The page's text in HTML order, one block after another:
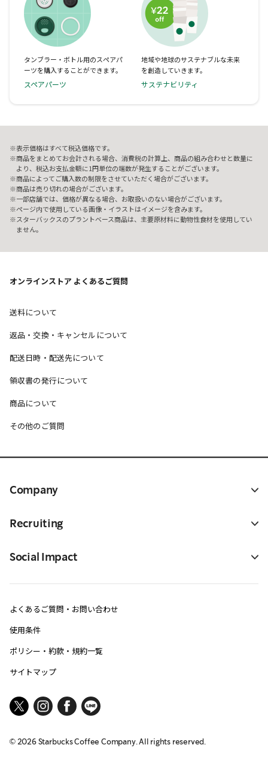
タンブラー・ボトル用のスペアパ
ーツを購入することができます。
スペアパーツ
地域や地球のサステナブルな未来
を創造していきます。
サステナビリティ
表示価格はすべて税込価格です。
商品をまとめてお会計される場合、消費税の計算上、商品の組み合わせと数量に
より、税込お支払金額に1円単位の端数が発生することがございます。
商品によってご購入数の制限をさせていただく場合がございます。
商品は売り切れの場合がございます。
一部店舗では、価格が異なる場合、お取扱いのない場合がございます。
ページ内で使用している画像・イラストはイメージを含みます。
スターバックスのプラントベース商品は、主要原材料に動物性食材を使用してい
ません。
オンラインストア よくあるご質問
送料について
返品・交換・キャンセルについて
配送日時・配送先について
領収書の発行について
商品について
その他のご質問
Company
Recruiting
Social Impact
よくあるご質問・お問い合わせ
使用条件
ポリシー・約款・規約一覧
サイトマップ
©2026Starbucks Coffee Company. All rights reserved.